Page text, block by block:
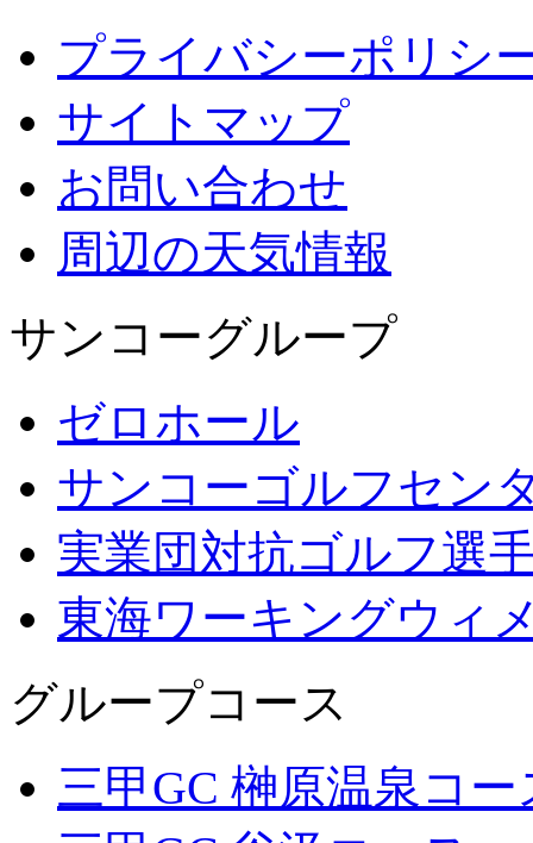
プライバシーポリシ
サイトマップ
お問い合わせ
周辺の天気情報
サンコーグループ
ゼロホール
サンコーゴルフセン
実業団対抗ゴルフ選
東海ワーキングウィ
グループコース
三甲GC 榊原温泉コー